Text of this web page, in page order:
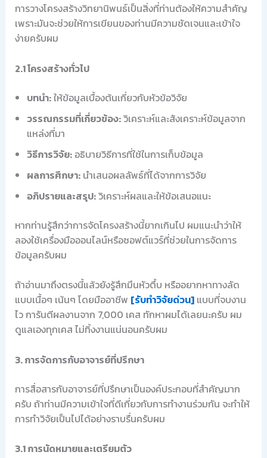
การวางโครงสร้างวิทยานิพนธ์เป็นสิ่งที่ท่านต้องให้ความสำคัญ
เพราะมันจะช่วยให้การเขียนของท่านมีความชัดเจนและเข้าใจ
ง่ายครับผม
2.1 โครงสร้างทั่วไป
บทนำ:ให้ข้อมูลเบื้องต้นเกี่ยวกับหัวข้อวิจัย
วรรณกรรมที่เกี่ยวข้อง:วิเคราะห์และสังเคราะห์ข้อมูลจาก
แหล่งที่มา
วิธีการวิจัย:อธิบายวิธีการที่ใช้ในการเก็บข้อมูล
ผลการศึกษา:นำเสนอผลลัพธ์ที่ได้จากการวิจัย
อภิปรายและสรุป:วิเคราะห์ผลและให้ข้อเสนอแนะ
หากท่านรู้สึกว่าการจัดโครงสร้างนี้ยากเกินไป ผมแนะนำว่าให้
ลองใช้เครื่องมือออนไลน์หรือซอฟต์แวร์ที่ช่วยในการจัดการ
ข้อมูลครับผม
ถ้าอ่านมาถึงตรงนี้แล้วยังรู้สึกมึนหัวตึ้บ หรืออยากหาทางลัด
แบบเนื้อๆ เน้นๆ โดยมืออาชีพ [รับทำวิจัยด่วน]แบบที่จบงาน
ไว การันตีผลงานจาก 7,000 เคส ทักหาผมได้เลยนะครับ ผม
ดูแลเองทุกเคส ไม่ทิ้งงานแน่นอนครับผม
3. การจัดการกับอาจารย์ที่ปรึกษา
การสื่อสารกับอาจารย์ที่ปรึกษาเป็นองค์ประกอบที่สำคัญมาก
ครับ ถ้าท่านมีความเข้าใจที่ดีเกี่ยวกับการทำงานร่วมกัน จะทำให้
การทำวิจัยเป็นไปได้อย่างราบรื่นครับผม
3.1 การนัดหมายและเตรียมตัว